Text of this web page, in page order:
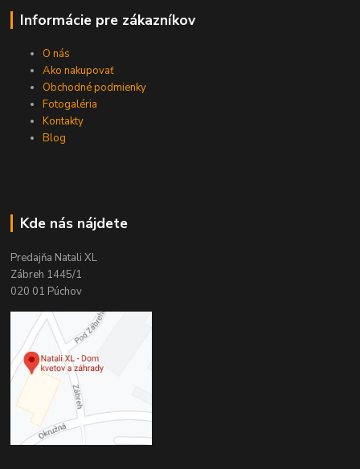
Informácie pre zákazníkov
O nás
Ako nakupovať
Obchodné podmienky
Fotogaléria
Kontakty
Blog
Kde nás nájdete
Predajňa Natali XL
Zábreh 1445/1
020 01 Púchov